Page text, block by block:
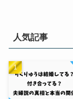
人気記事